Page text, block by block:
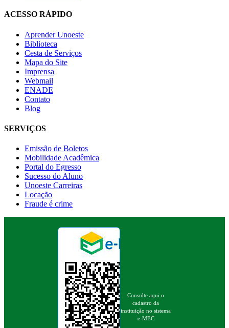
ACESSO RÁPIDO
Aprender Unoeste
Biblioteca
Cesta de Serviços
Mapa do Site
Imprensa
Webmail
ENADE
Contato
Blog
SERVIÇOS
Emissão de Boletos
Mobilidade Acadêmica
Portal do Egresso
Sucesso do Aluno
Unoeste Carreiras
Locação
Fraude é crime
Consulte aqui o
cadastro da
instituição no sistema
e-MEC